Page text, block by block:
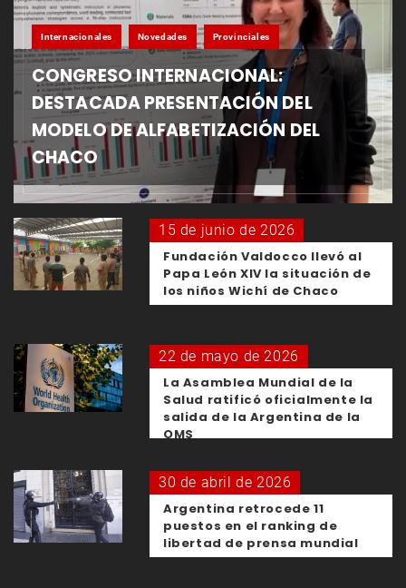
Internacionales Novedades Provinciales
CONGRESO INTERNACIONAL:
DESTACADA PRESENTACIÓN DEL
MODELO DE ALFABETIZACIÓN DEL
CHACO
15 de junio de 2026
Fundación Valdocco llevó al
Papa León XIV la situación de
los niños Wichí de Chaco
22 de mayo de 2026
La Asamblea Mundial de la
Salud ratificó oficialmente la
salida de la Argentina de la
OMS
30 de abril de 2026
Argentina retrocede 11
puestos en el ranking de
libertad de prensa mundial